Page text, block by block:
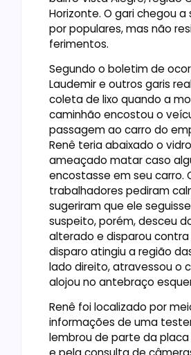
Horizonte. O gari chegou a
por populares, mas não
ferimentos.
Segundo o boletim de
Laudemir e outros garis
coleta de lixo quando a
caminhão encostou o
passagem ao carro do
Renê teria abaixado o
ameaçado matar caso
encostasse em seu carro.
trabalhadores pediram
sugeriram que ele
suspeito, porém, desceu
alterado e disparou contra
disparo atingiu a região
lado direito, atravessou o
alojou no antebraço
Renê foi localizado por
informações de uma
lembrou de parte da